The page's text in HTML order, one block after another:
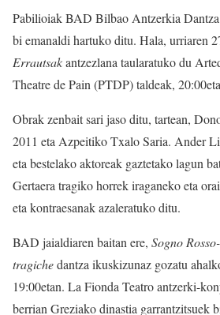
Pabilioiak BAD Bilbao Antzerkia
bi emanaldi hartuko ditu. Hala, urriaren
Errautsakantzezlana taularatuko du
Theatre de Pain (PTDP) taldeak,
Obrak zenbait sari jaso ditu, tartean,
2011 eta Azpeitiko Txalo Saria. Ander
eta bestelako aktoreak gaztetako lagun
Gertaera tragiko horrek iraganeko eta
eta kontraesanak azaleratuko ditu.
BAD jaialdiaren baitan ere, Sogno
tragichedantza ikuskizunaz gozatu
19:00etan. La Fionda Teatro antzerki-
berrian Greziako dinastia garrantzitsuek